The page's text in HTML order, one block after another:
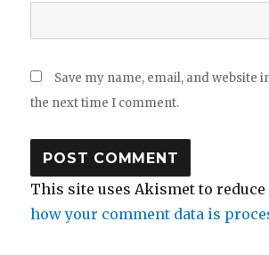
Save my name, email, and website
the next time I comment.
This site uses Akismet to
how your comment data is